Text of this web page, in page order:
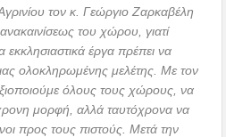
τον κ. Γεώργιο Ζαρκαβέλη
του χώρου, γιατί
εκκλησιαστικά έργα πρέπει να
ολοκληρωμένης μελέτης. Με τον
όλους τους χώρους, να
μορφή, αλλά ταυτόχρονα να
προς τους πιστούς. Μετά την